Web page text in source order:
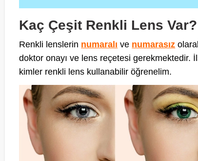
Kaç Çeşit Renkli Lens Var?
Renkli lenslerin numaralı ve numarasız
doktor onayı ve lens reçetesi gerekmektedir.
kimler renkli lens kullanabilir öğrenelim.